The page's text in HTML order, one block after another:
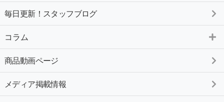
毎日更新！スタッフブログ
コラム
商品動画ページ
メディア掲載情報